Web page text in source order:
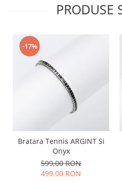
PRODUSE
-17%
Bratara Tennis ARGINT Si
Onyx
599,00 RON
499,00 RON